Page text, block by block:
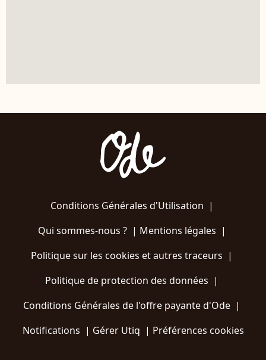
Conditions Générales d'Utilisation |
Qui sommes-nous ?| Mentions légales |
Politique sur les cookies et autres traceurs |
Politique de protection des données |
Conditions Générales de l'offre payante d'Ode |
Notifications | Gérer Utiq | Préférences cookies